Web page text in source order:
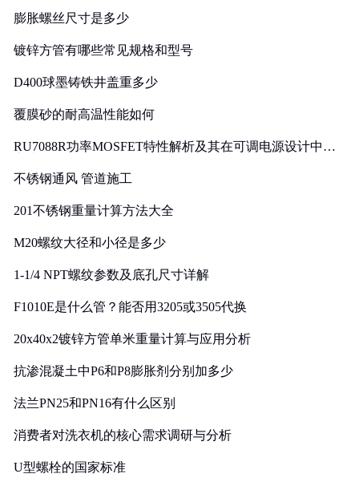
膨胀螺丝尺寸是多少
镀锌方管有哪些常见规格和型号
D400球墨铸铁井盖重多少
覆膜砂的耐高温性能如何
RU7088R功率MOSFET特性解析及其在可调电源设计中的
不锈钢通风 管道施工
201不锈钢重量计算方法大全
M20螺纹大径和小径是多少
1-1/4 NPT螺纹参数及底孔尺寸详解
F1010E是什么管？能否用3205或3505代换
20x40x2镀锌方管单米重量计算与应用分析
抗渗混凝土中P6和P8膨胀剂分别加多少
法兰PN25和PN16有什么区别
消费者对洗衣机的核心需求调研与分析
U型螺栓的国家标准